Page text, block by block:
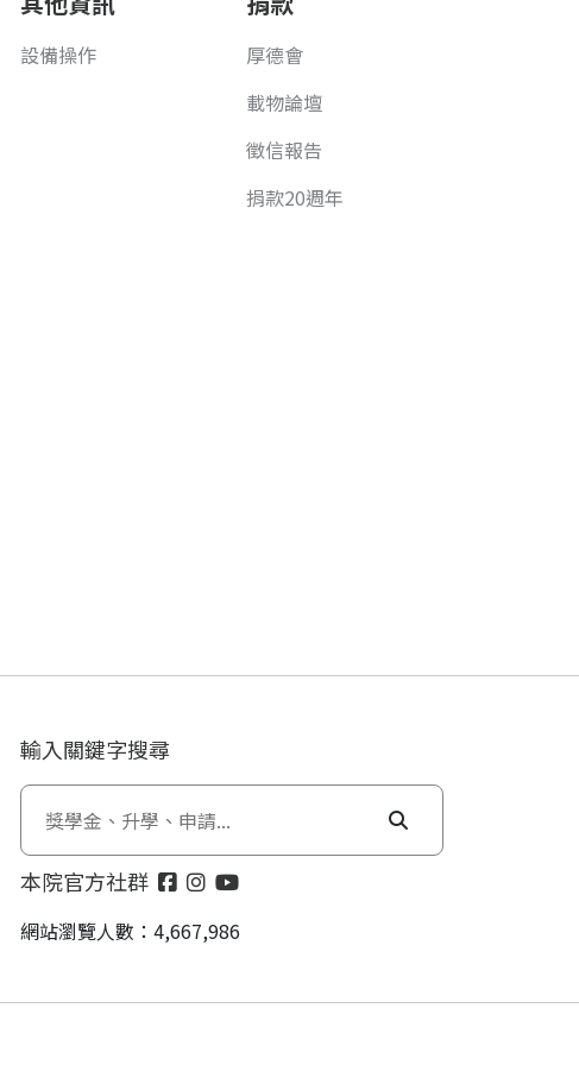
設備操作
厚德會
載物論壇
徵信報告
捐款20週年
輸入關鍵字搜尋
本院官方社群
網站瀏覽人數：4,667,986